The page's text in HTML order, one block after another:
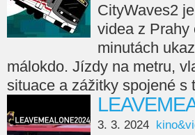
CityWaves2
videa z Prahy
minutách
málokdo. Jízdy na metru,
situace a zážitky spojené s
3. 3. 2024